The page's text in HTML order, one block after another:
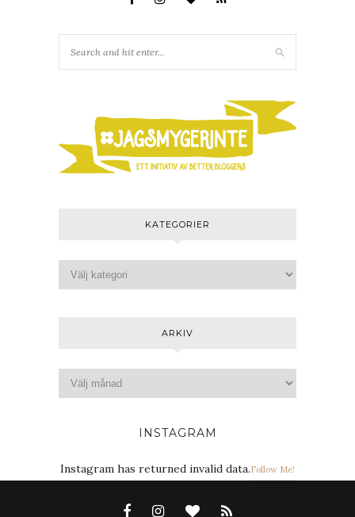
KATEGORIER
ARKIV
INSTAGRAM
Instagram has returned invalid data.Follow Me!